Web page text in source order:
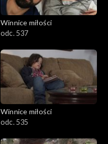
Winnice miłości
odc. 537
Winnice miłości
odc. 535